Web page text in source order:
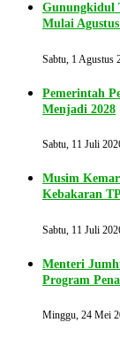
Gunungkidul
Mulai Agustus
Sabtu, 1 Agustus
Pemerintah
Menjadi 2028
Sabtu, 11 Juli
Musim
Kebakaran
Sabtu, 11 Juli
Menteri
Program
Minggu, 24 Mei